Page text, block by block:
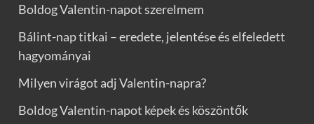
Boldog Valentin-napot szerelmem
Bálint-nap titkai – eredete, jelentése és elfeledett
hagyományai
Milyen virágot adj Valentin-napra?
Boldog Valentin-napot képek és köszöntők